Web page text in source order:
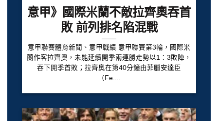
意甲》國際米蘭不敵拉齊奧吞首
敗 前列排名陷混戰
意甲聯賽體育新聞、意甲戰績 意甲聯賽第3輪，國際米
蘭作客拉齊奧，未能延續開季兩連勝走勢以1：3敗陣，
吞下開季首敗；拉齊奧在第40分鐘由菲臘安達臣
（Fe....